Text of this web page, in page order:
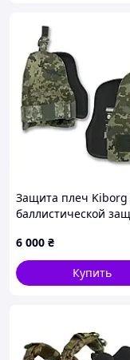
Защита плеч Kiborg
баллистической
6 000 ₴
Купить